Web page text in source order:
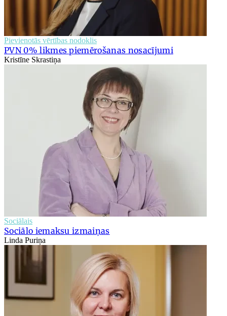
Pievienotās vērtības nodoklis
PVN 0% likmes piemērošanas nosacījumi
Kristīne Skrastiņa
Sociālais
Sociālo iemaksu izmaiņas
Linda Puriņa